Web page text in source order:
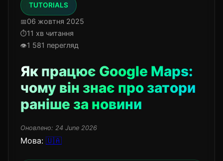
TUTORIALS
06 жовтня 2025
11 хв читання
1 581 перегляд
Як працює Google Maps:
чому він знає про затори
раніше за новини
Оновлено: 24 June 2026
Мова: 🇺🇦